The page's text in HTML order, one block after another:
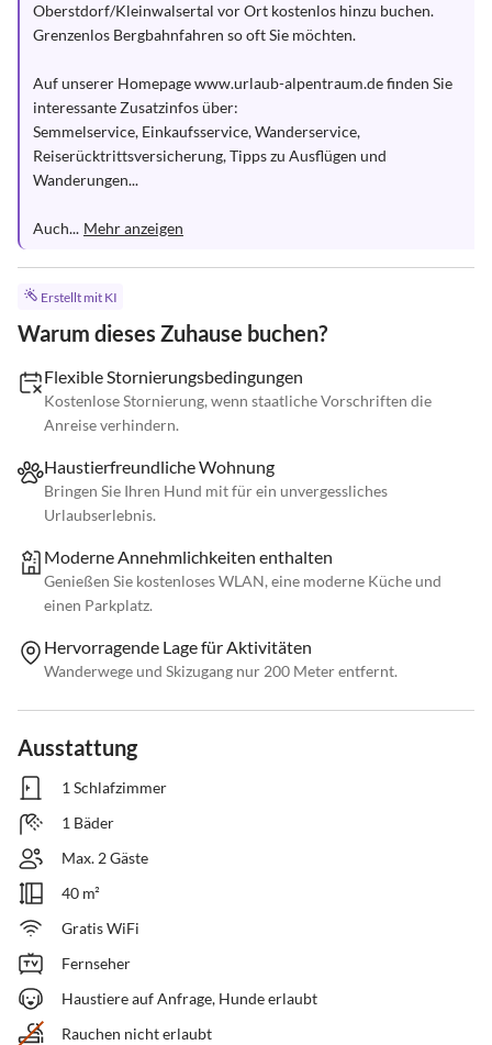
Oberstdorf/Kleinwalsertal vor Ort kostenlos hinzu buchen.
Grenzenlos Bergbahnfahren so oft Sie möchten.
Auf unserer Homepage www.urlaub-alpentraum.de finden Sie
interessante Zusatzinfos über:
Semmelservice, Einkaufsservice, Wanderservice,
Reiserücktrittsversicherung, Tipps zu Ausflügen und
Wanderungen...
Auch... Mehr anzeigen
Erstellt mit KI
Warum dieses Zuhause buchen?
Flexible Stornierungsbedingungen
Kostenlose Stornierung, wenn staatliche Vorschriften die
Anreise verhindern.
Haustierfreundliche Wohnung
Bringen Sie Ihren Hund mit für ein unvergessliches
Urlaubserlebnis.
Moderne Annehmlichkeiten enthalten
Genießen Sie kostenloses WLAN, eine moderne Küche und
einen Parkplatz.
Hervorragende Lage für Aktivitäten
Wanderwege und Skizugang nur 200 Meter entfernt.
Ausstattung
1 Schlafzimmer
1 Bäder
Max. 2 Gäste
40 m²
Gratis WiFi
Fernseher
Haustiere auf Anfrage, Hunde erlaubt
Rauchen nicht erlaubt